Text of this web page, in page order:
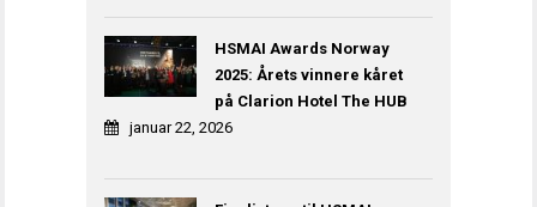
HSMAI Awards Norway
2025: Årets vinnere kåret
på Clarion Hotel The HUB
januar 22, 2026